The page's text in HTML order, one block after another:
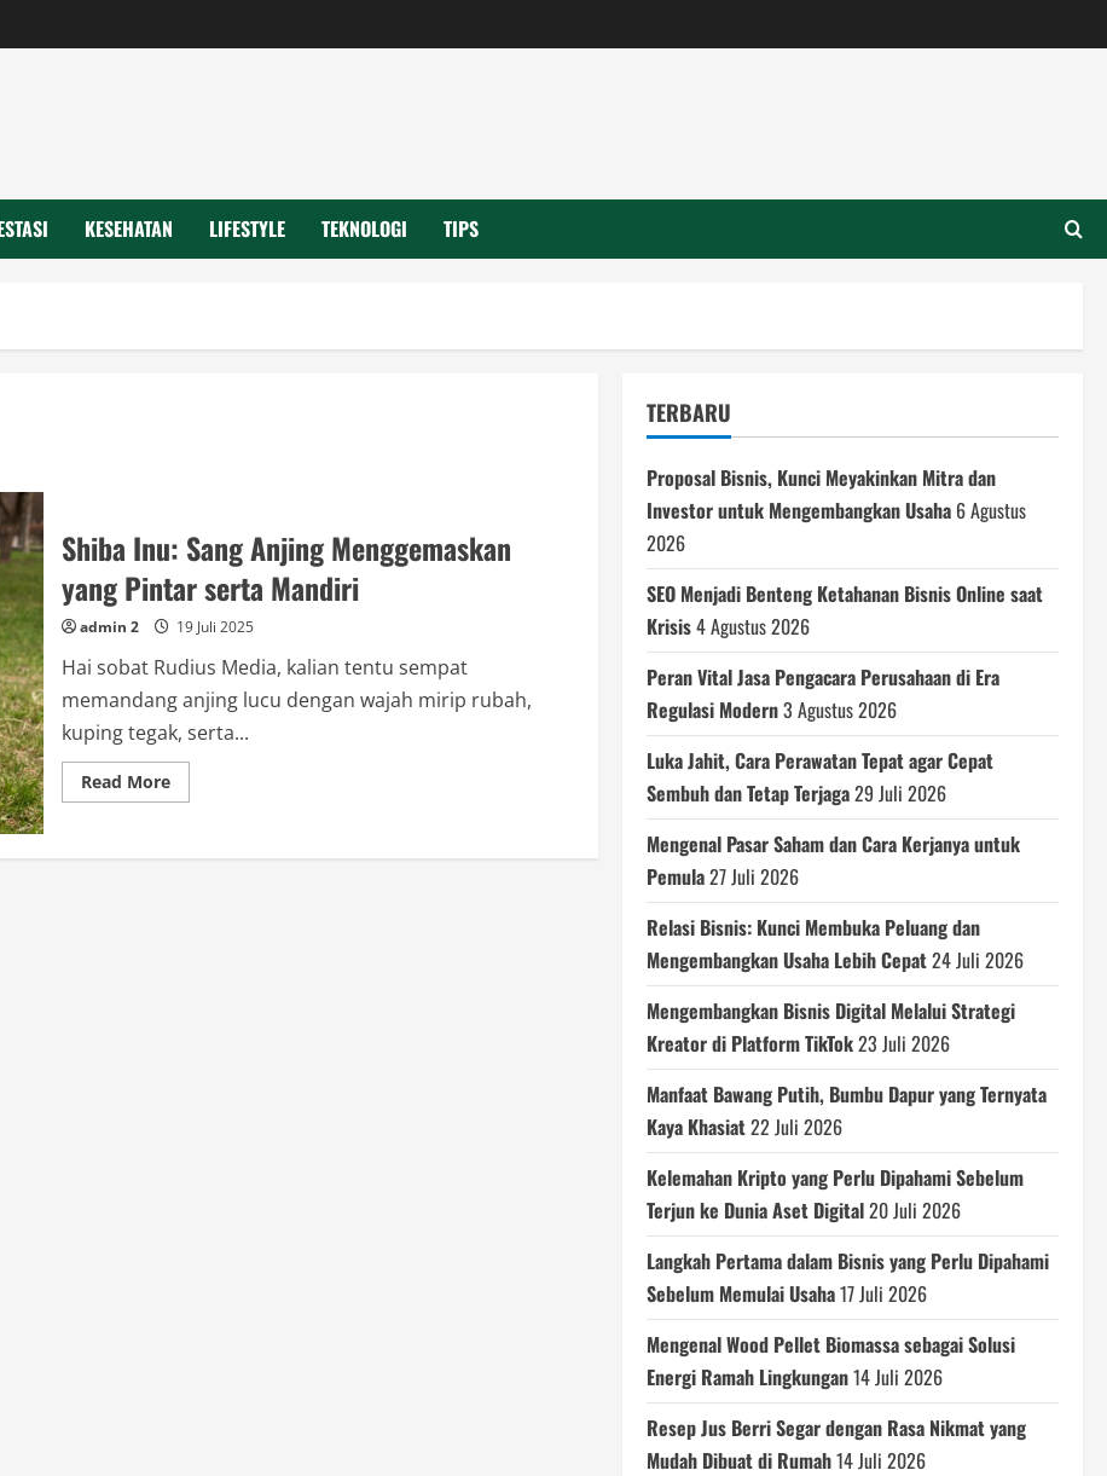
KESEHATAN LIFESTYLE TEKNOLOGI TIPS
Shiba Inu: Sang Anjing Menggemaskan
yang Pintar serta Mandiri
admin 2 19 Juli 2025
Hai sobat Rudius Media, kalian tentu sempat
memandang anjing lucu dengan wajah mirip rubah,
kuping tegak, serta...
Read MoreRead
more
Sang
TERBARU
Proposal Bisnis, Kunci Meyakinkan Mitra dan
Investor untuk Mengembangkan Usaha 6 Agustus
2026
SEO Menjadi Benteng Ketahanan Bisnis Online saat
Krisis4 Agustus 2026
Peran Vital Jasa Pengacara Perusahaan di Era
Regulasi Modern3 Agustus 2026
Luka Jahit, Cara Perawatan Tepat agar Cepat
Sembuh dan Tetap Terjaga29 Juli 2026
Mengenal Pasar Saham dan Cara Kerjanya untuk
Pemula27 Juli 2026
Relasi Bisnis: Kunci Membuka Peluang dan
Mengembangkan Usaha Lebih Cepat24 Juli 2026
Mengembangkan Bisnis Digital Melalui Strategi
Kreator di Platform TikTok23 Juli 2026
Manfaat Bawang Putih, Bumbu Dapur yang Ternyata
Kaya Khasiat22 Juli 2026
Kelemahan Kripto yang Perlu Dipahami Sebelum
Terjun ke Dunia Aset Digital20 Juli 2026
Langkah Pertama dalam Bisnis yang Perlu Dipahami
Sebelum Memulai Usaha17 Juli 2026
Mengenal Wood Pellet Biomassa sebagai Solusi
Energi Ramah Lingkungan14 Juli 2026
Resep Jus Berri Segar dengan Rasa Nikmat yang
Mudah Dibuat di Rumah14 Juli 2026